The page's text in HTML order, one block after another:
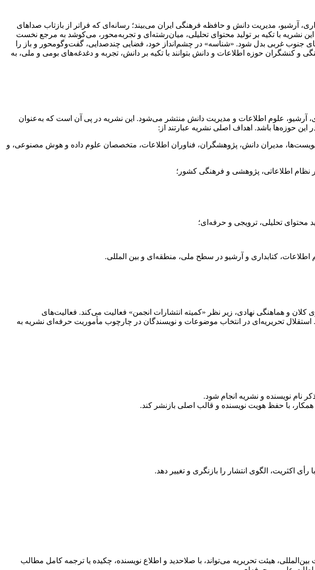
آرشیو، مدیریت دانش و حافظه فرهنگی ایران می‌بیند؛ رسانه‌ای که فراتر از بازتاب صداهای
نشریه با تکیه بر تولید محتوای تحلیلی، میان‌رشته‌ای و تجربه‌محور، می‌کوشد به مرجع نخست
جنوب غربی بدل شود. «شناسه» در چشم‌انداز خود، فضایی چندصدایی، گفت‌وگومحور و باز را
و کنشگران حوزه اطلاعات و دانش بتوانند با تکیه بر دانش، تجربه و دغدغه‌های بومی و ملی، به
آرشیو، علوم اطلاعات و مدیریت دانش منتشر می‌شود. این نشریه در پی آن است که به‌عنوان
حوزه‌ها باشد. اهداف اصلی نشریه عبارتند از:
مدیران دانش، پژوهشگران، فناوران اطلاعات، متخصصان علوم داده و هوش مصنوعی، و
و هماهنگی نهادی، زیر نظر «کمیته انتشارات انجمن» فعالیت می‌کند. فعالیت‌های
تحریریه‌ای در انتخاب موضوعات و نویسندگان در چارچوب مأموریت حرفه‌ای نشریه به
هیئت تحریریه می‌تواند، با صلاحدید و اطلاع نویسنده، چکیده یا ترجمه کامل مطالب